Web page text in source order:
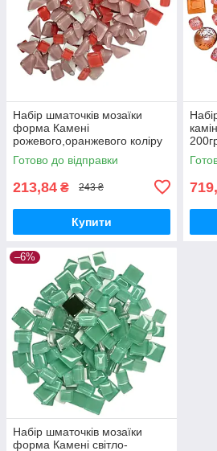
Набір шматочків мозаїки
форма Камені
рожевого,оранжевого коліру
200 гр 150-180 шт товщина 4
мм
Готово до відправки
213,84 ₴ 243 ₴
Купити
–6%
Набір шматочків мозаїки
форма Камені світло-